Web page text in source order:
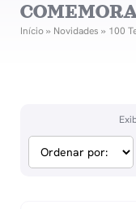
Início» Novidades » 100